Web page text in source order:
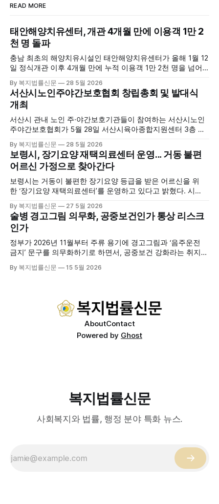
READ MORE
태안해양치유센터, 개관 4개월 만에 이용객 1만 2
천 명 돌파
충남 최초의 해양치유시설인 태안해양치유센터가 올해 1월 12
일 정식개관 이후 4개월 만에 누적 이용객 1만 2천 명을 넘어
양자원을 활용한 맞춤형 프로그램과 차별화된 웰니스 콘텐츠
를 선보이며 관광객과 군민의 발길을 끌고 있다. 센터는 염지
하수, 피트 등 태안의 청정 해양자원을 활용해 몸과 마음의 회
복을 돕는 다양한 프로그램을 운영하고
By 복지법률신문 28 5월 2026
서산시노인주야간보호협회 창립총회 및 발대식
개최
서산시 관내 노인 주·야간보호기관들이 참여하는 서산시노인
주야간보호협회가 5월 28일 서산시육아종합지원센터 3층 공
행사에는 서산시 관내 주·야간보호기관 관계자와 종사자, 유관
기관 내빈 등 약 100여명이 참석했으며, 서산시청 관계자, 서
산시노인복지시설협회, 서산시재가복지협회, 서산시사회복지
사협회 등 지역 노인복지 관련 기관 관계자들이 함께해 협회
출범을 축하했다. 서산시노인주야간보호협회는 서산시 소재
By 복지법률신문 28 5월 2026
보령시, 장기요양 재택의료센터 운영... 거동 불편
어르신 가정으로 찾아간다
보령시는 거동이 불편한 장기요양 등급을 받은 어르신을 위
한 ‘장기요양 재택의료센터’를 운영하고 있다고 밝혔다. 시
고 본격적인 서비스 제공에 나서고 있다. 재택의료센터
는 (한)의사가 거동 불편으로 의료기관 이용이 어렵다고 판단
한 장기요양 등급자를 대상으로, (한)의사·간호사·사회복지사
로 구성된 다학제 팀이 직접 가정을 방문해 건강관리서비스
를 제공하는
By 복지법률신문 27 5월 2026
술병 경고그림 의무화, 공중보건인가 통상 리스크
인가
정부가 2026년 11월부터 주류 용기에 경고그림과 ‘음주운전
금지’ 문구를 의무화하기로 하면서, 공중보건 강화라는 취지와
도는 국제 통상 규범, 영세업체 부담, 소비자 선택권 등 다양한
By 복지법률신문 15 5월 2026
AboutContact
Powered by Ghost
복지법률신문
사회복지와 법률, 행정 분야 특화 뉴스.